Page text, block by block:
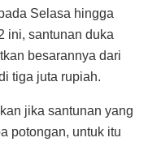
Selasa hingga
ini, santunan duka
besarannya dari
tiga juta rupiah.
jika santunan yang
potongan, untuk itu